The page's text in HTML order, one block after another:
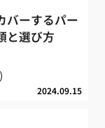
バーするパー
と選び方
2024.09.15